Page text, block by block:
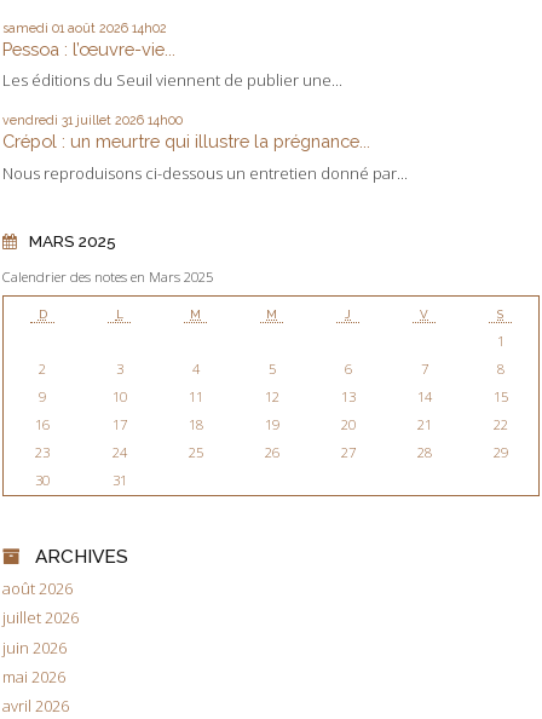
samedi 01 août 2026 14h02
Pessoa : l’œuvre-vie...
Les éditions du Seuil viennent de publier une...
vendredi 31 juillet 2026 14h00
Crépol : un meurtre qui illustre la prégnance...
Nous reproduisons ci-dessous un entretien donné par...
MARS 2025
Calendrier des notes en Mars 2025
D L M M J V S
1
2
3 4 5 6 7
8
9
10 11 12 13 14
15
16
17 18 19 20 21
22
23
24 25 26 27 28
29
30
31
ARCHIVES
août 2026
juillet 2026
juin 2026
mai 2026
avril 2026